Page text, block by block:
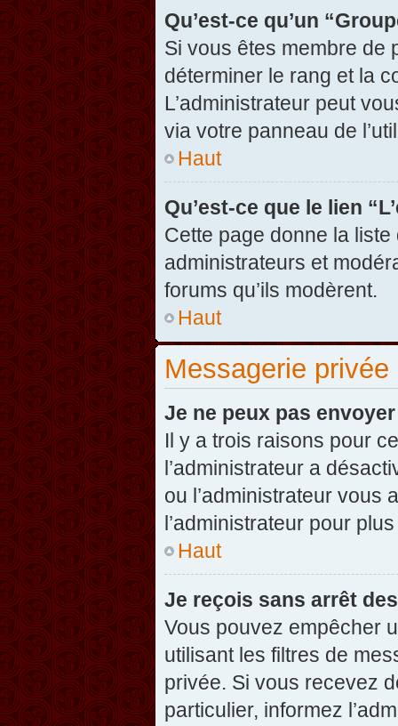
Qu’est-ce qu’un
Si vous êtes membre de
déterminer le rang et la
L’administrateur peut
via votre panneau de
Haut
Qu’est-ce que le lien
Cette page donne la
administrateurs et
forums qu’ils modèrent.
Haut
Messagerie privée
Je ne peux pas
Il y a trois raisons pour
l’administrateur a
ou l’administrateur vous
l’administrateur pour
Haut
Je reçois sans arrêt
Vous pouvez empêcher
utilisant les filtres de
privée. Si vous recevez
particulier, informez